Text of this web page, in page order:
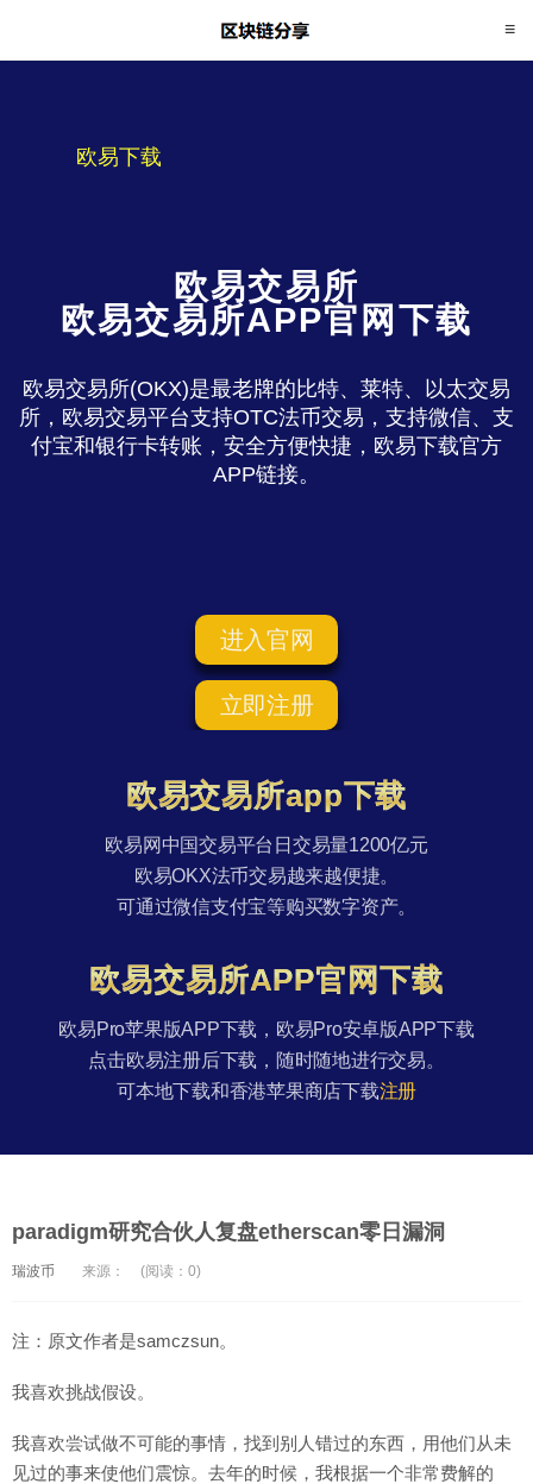
欧易下载
欧易交易所
欧易交易所APP官网下载
欧易交易所(OKX)是最老牌的比特、莱特、以太交易
所，欧易交易平台支持OTC法币交易，支持微信、支
付宝和银行卡转账，安全方便快捷，欧易下载官方
APP链接。
进入官网
立即注册
欧易交易所app下载
欧易网中国交易平台日交易量1200亿元
欧易OKX法币交易越来越便捷。
可通过微信支付宝等购买数字资产。
欧易交易所APP官网下载
欧易Pro苹果版APP下载，欧易Pro安卓版APP下载
点击欧易注册后下载，随时随地进行交易。
可本地下载和香港苹果商店下载注册
paradigm研究合伙人复盘etherscan零日漏洞
瑞波币 来源： (阅读：0)
注：原文作者是samczsun。
我喜欢挑战假设。
我喜欢尝试做不可能的事情，找到别人错过的东西，用他们从未
见过的事来使他们震惊。去年的时候，我根据一个非常费解的